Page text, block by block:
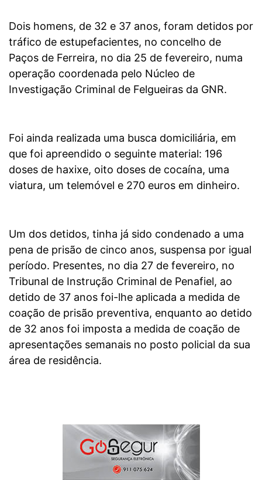
Dois homens, de 32 e 37 anos, foram detidos por
tráfico de estupefacientes, no concelho de
Paços de Ferreira, no dia 25 de fevereiro, numa
operação coordenada pelo Núcleo de
Investigação Criminal de Felgueiras da GNR.
Foi ainda realizada uma busca domiciliária, em
que foi apreendido o seguinte material: 196
doses de haxixe, oito doses de cocaína, uma
viatura, um telemóvel e 270 euros em dinheiro.
Um dos detidos, tinha já sido condenado a uma
pena de prisão de cinco anos, suspensa por igual
período. Presentes, no dia 27 de fevereiro, no
Tribunal de Instrução Criminal de Penafiel, ao
detido de 37 anos foi-lhe aplicada a medida de
coação de prisão preventiva, enquanto ao detido
de 32 anos foi imposta a medida de coação de
apresentações semanais no posto policial da sua
área de residência.